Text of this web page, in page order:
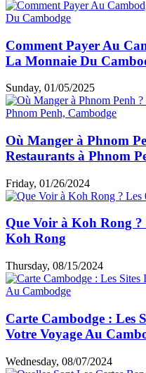
Comment Payer Au
La Monnaie Du
Sunday, 01/05/2025
Où Manger à Phnom
Restaurants à Phnom
Friday, 01/26/2024
Que Voir à Koh Rong ?
Koh Rong
Thursday, 08/15/2024
Carte Cambodge : Les
Votre Voyage Au
Wednesday, 08/07/2024